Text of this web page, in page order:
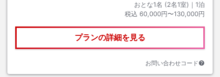
おとな1名 (2名1室)｜ 1泊
税込 60,000円〜130,000円
プランの詳細を見る
お問い合わせコード